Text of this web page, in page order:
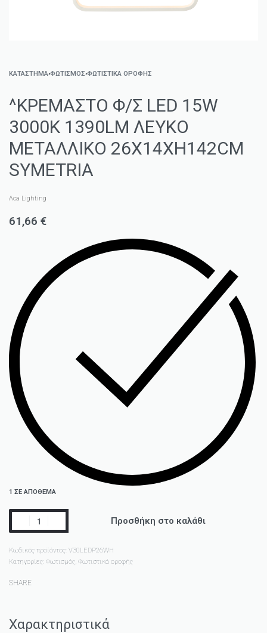
ΚΑΤΑΣΤΗΜΑ›ΦΩΤΙΣΜΌΣ›ΦΩΤΙΣΤΙΚΆ ΟΡΟΦΉΣ
^ΚΡΕΜΑΣΤΟ Φ/Σ LED 15W
3000K 1390LM ΛΕΥΚΟ
ΜΕΤΑΛΛΙΚΟ 26X14XH142CM
SYMETRIA
Aca Lighting
61,66 €
1 ΣΕ ΑΠΌΘΕΜΑ
Προσθήκη στο καλάθι
Κωδικός προϊόντος: V30LEDP26WH
Κατηγορίες: Φωτισμός, Φωτιστικά οροφής
SHARE
Χαρακτηριστικά